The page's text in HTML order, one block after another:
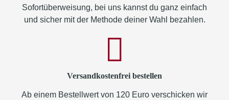
Sofortüberweisung, bei uns kannst du ganz einfach
und sicher mit der Methode deiner Wahl bezahlen.
Versandkostenfrei bestellen
Ab einem Bestellwert von 120 Euro verschicken wir